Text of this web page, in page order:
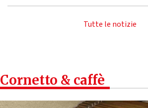
Tutte le notizie
Cornetto & caffè